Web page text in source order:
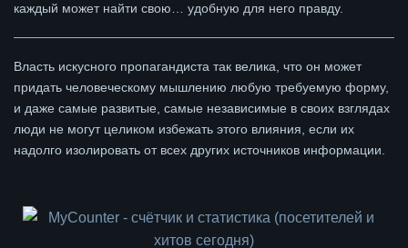
каждый может найти свою… удобную для него правду.
Власть искусного пропагандиста так велика, что он может
придать человеческому мышлению любую требуемую форму,
и даже самые развитые, самые независимые в своих взглядах
люди не могут целиком избежать этого влияния, если их
надолго изолировать от всех других источников информации.